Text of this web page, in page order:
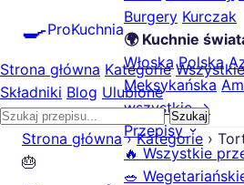
🍳ProKuchnia
Burgery Kurczak
🌍 Kuchnie
Włoska Polska
Meksykańska
wszystkie →
Przepisy
🔥 Wszystkie
🥗
Strona główna Kategorie
Składniki Blog Ulubione
Szukaj
Strona główna › Kategorie ›
🎂